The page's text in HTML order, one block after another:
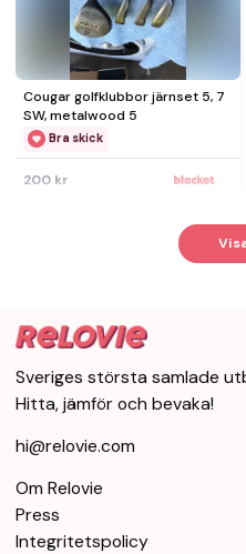
Cougar golfklubbor järnset 5, 7
SW, metalwood 5
Bra skick
200 kr
Sveriges största samlade
Hitta, jämför och bevaka!
hi@relovie.com
Om Relovie
Press
Integritetspolicy